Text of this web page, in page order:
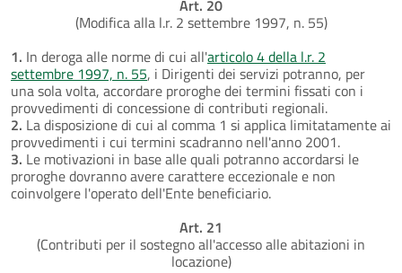
Art. 20
(Modifica alla l.r. 2 settembre 1997, n. 55)
1. In deroga alle norme di cui all'articolo 4 della l.r. 2
settembre 1997, n. 55, i Dirigenti dei servizi potranno, per
una sola volta, accordare proroghe dei termini fissati con i
provvedimenti di concessione di contributi regionali.
2. La disposizione di cui al comma 1 si applica limitatamente ai
provvedimenti i cui termini scadranno nell'anno 2001.
3. Le motivazioni in base alle quali potranno accordarsi le
proroghe dovranno avere carattere eccezionale e non
coinvolgere l'operato dell'Ente beneficiario.
Art. 21
(Contributi per il sostegno all'accesso alle abitazioni in
locazione)